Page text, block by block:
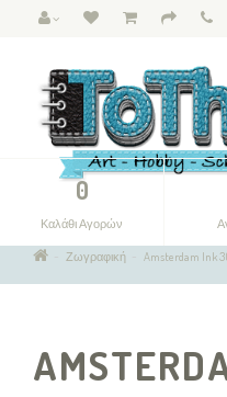
0
Καλάθι Αγορών
Ζωγραφική Amsterdam Ink